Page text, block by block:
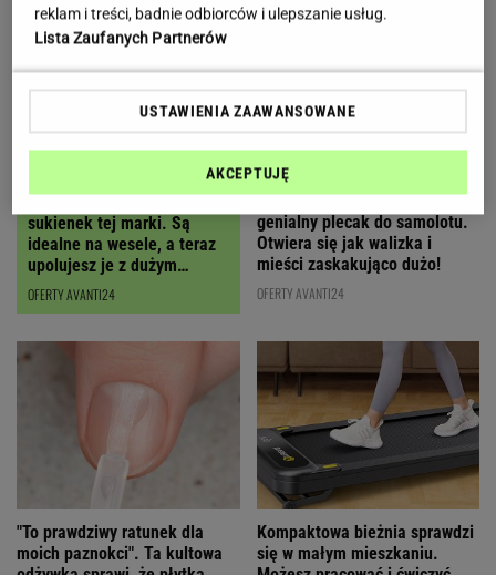
sukienek tej marki. Są
idealne na wesele, a teraz
upolujesz je z dużym
RABATEM
OFERTY AVANTI24
Polska marka stworzyła
genialny plecak do samolotu.
Otwiera się jak walizka i
mieści zaskakująco dużo!
OFERTY AVANTI24
"To prawdziwy ratunek dla
moich paznokci". Ta kultowa
Kompaktowa bieżnia sprawdzi
się w małym mieszkaniu.
reklam i treści, badnie odbiorców i ulepszanie usług.
Lista Zaufanych Partnerów
USTAWIENIA ZAAWANSOWANE
AKCEPTUJĘ